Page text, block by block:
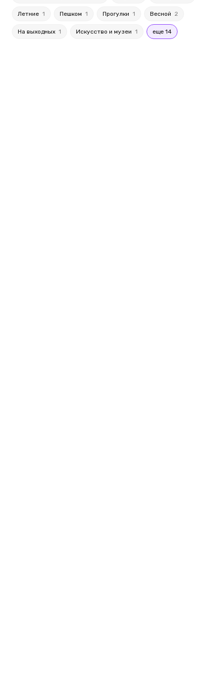
Летние 1 Пешком 1 Прогулки 1 Весной 2
На выходных 1 Искусство и музеи 1 еще 14